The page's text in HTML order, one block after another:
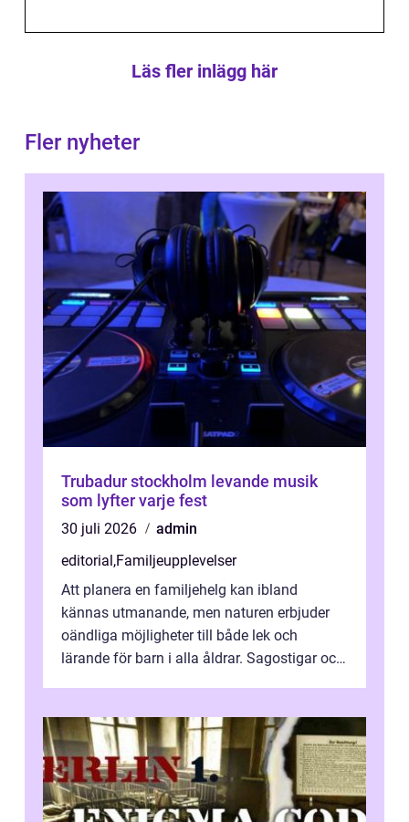
Läs fler inlägg här
Fler nyheter
Trubadur stockholm levande musik
som lyfter varje fest
30 juli 2026
admin
editorial ,Familjeupplevelser
Att planera en familjehelg kan ibland
kännas utmanande, men naturen erbjuder
oändliga möjligheter till både lek och
lärande för barn i alla åldrar. Sagostigar och